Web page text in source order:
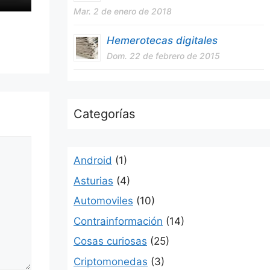
Mar. 2 de enero de 2018
Hemerotecas digitales
Dom. 22 de febrero de 2015
Categorías
Android (1)
Asturias (4)
Automoviles (10)
Contrainformación (14)
Cosas curiosas (25)
Criptomonedas (3)